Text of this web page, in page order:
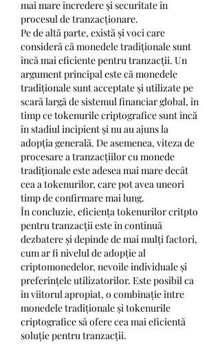
mai mare încredere și securitate în
procesul de tranzacționare.
Pe de altă parte, există și voci care
consideră că monedele tradiționale sunt
încă mai eficiente pentru tranzacții. Un
argument principal este că monedele
tradiționale sunt acceptate și utilizate pe
scară largă de sistemul financiar global, în
timp ce tokenurile criptografice sunt încă
în stadiul incipient și nu au ajuns la
adopția generală. De asemenea, viteza de
procesare a tranzacțiilor cu monede
tradiționale este adesea mai mare decât
cea a tokenurilor, care pot avea uneori
timp de confirmare mai lung.
În concluzie, eficiența tokenurilor critpto
pentru tranzacții este în continuă
dezbatere și depinde de mai mulți factori,
cum ar fi nivelul de adopție al
criptomonedelor, nevoile individuale și
preferințele utilizatorilor. Este posibil ca
în viitorul apropiat, o combinație între
monedele tradiționale și tokenurile
criptografice să ofere cea mai eficientă
soluție pentru tranzacții.